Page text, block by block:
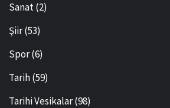
Sanat(2)
Şiir(53)
Spor(6)
Tarih(59)
Tarihi Vesikalar(98)